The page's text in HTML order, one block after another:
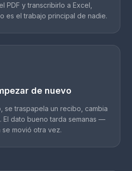
PDF y transcribirlo a Excel,
es el trabajo principal de nadie.
de nuevo
se traspapela un recibo, cambia
El dato bueno tarda semanas —
movió otra vez.